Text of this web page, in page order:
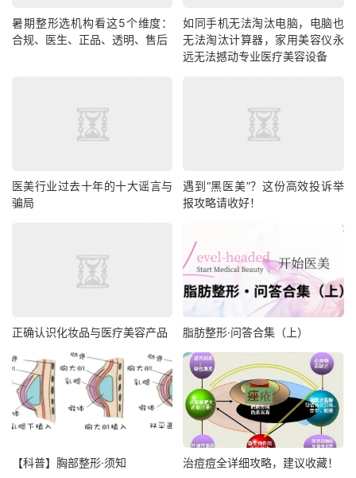
暑期整形选机构看这5个维度：
合规、医生、正品、透明、售后
如同手机无法淘汰电脑，电脑也
无法淘汰计算器，家用美容仪永
远无法撼动专业医疗美容设备
医美行业过去十年的十大谣言与
骗局
遇到“黑医美”？这份高效投诉举
报攻略请收好！​
正确认识化妆品与医疗美容产品 脂肪整形·问答合集（上）
【科普】胸部整形·须知 治痘痘全详细攻略，建议收藏！